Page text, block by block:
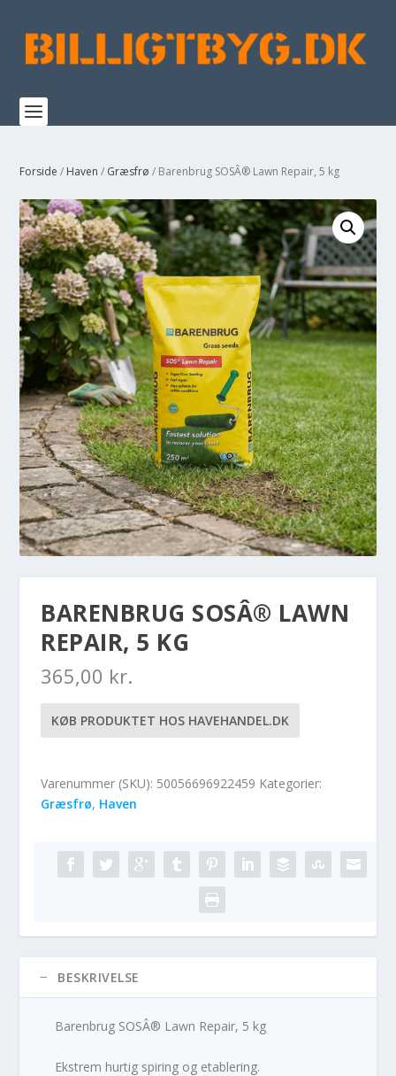
Forside / Haven / Græsfrø / Barenbrug SOSÂ® Lawn Repair, 5 kg
BARENBRUG SOSÂ® LAWN
REPAIR, 5 KG
365,00 kr.
KØB PRODUKTET HOS HAVEHANDEL.DK
Varenummer (SKU): 50056696922459 Kategorier:
Græsfrø, Haven
BESKRIVELSE
Barenbrug SOSÂ® Lawn Repair, 5 kg
Ekstrem hurtig spiring og etablering.